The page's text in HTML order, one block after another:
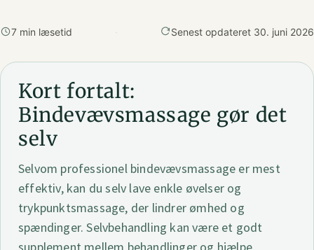
7 min læsetid · Senest opdateret 30. juni 2026
Kort fortalt:
Bindevævsmassage gør det
selv
Selvom professionel bindevævsmassage er mest
effektiv, kan du selv lave enkle øvelser og
trykpunktsmassage, der lindrer ømhed og
spændinger. Selvbehandling kan være et godt